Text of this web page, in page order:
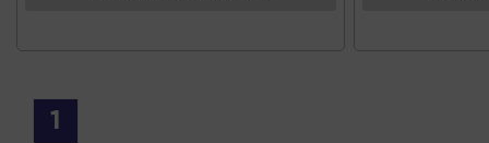
1